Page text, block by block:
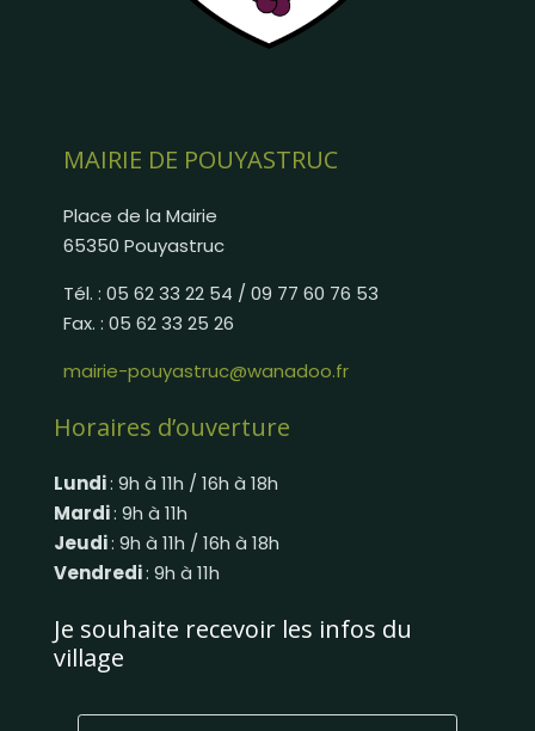
MAIRIE DE POUYASTRUC
Place de la Mairie
65350 Pouyastruc
Tél. : 05 62 33 22 54 / 09 77 60 76 53
Fax. : 05 62 33 25 26
mairie-pouyastruc@wanadoo.fr
Horaires d’ouverture
Lundi: 9h à 11h / 16h à 18h
Mardi: 9h à 11h
Jeudi: 9h à 11h / 16h à 18h
Vendredi: 9h à 11h
Je souhaite recevoir les infos du
village